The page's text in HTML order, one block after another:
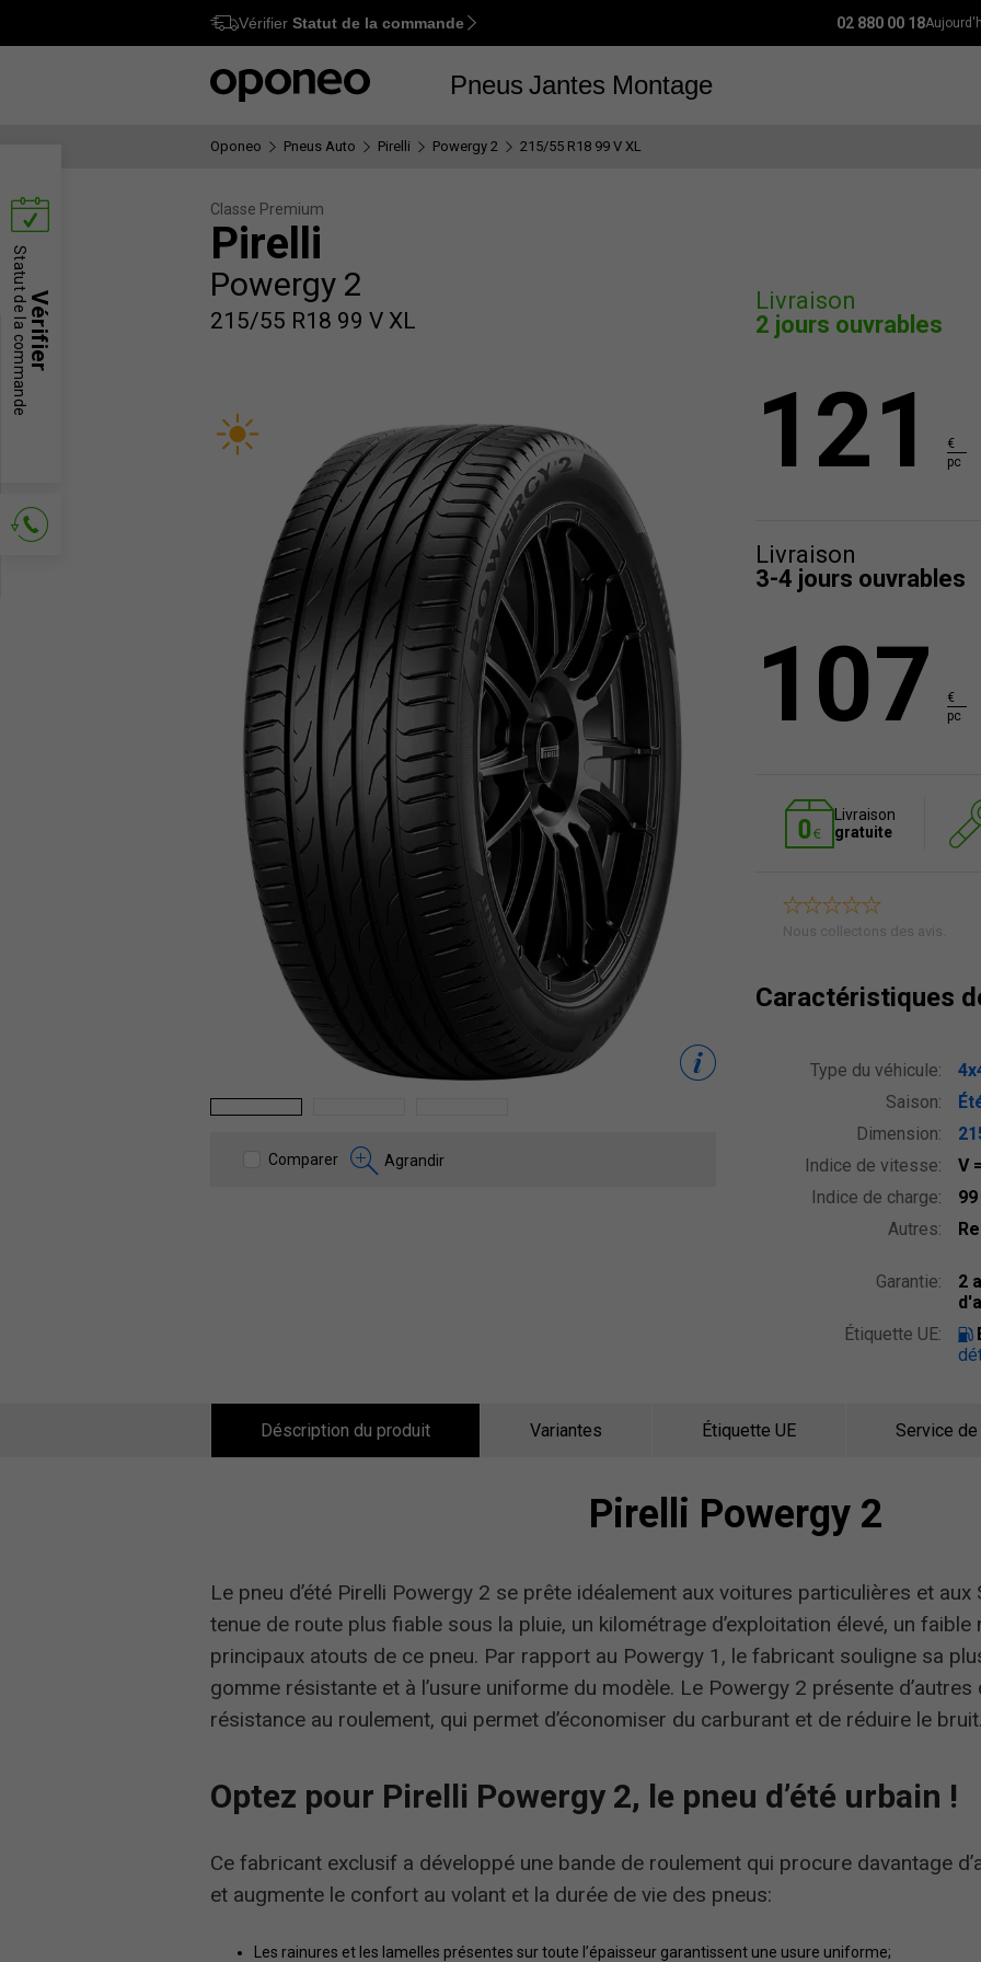
Ctrl M
Vérifier Statut de la commande 02 880 00 18
Pneus Jantes Montage
Oponeo Pneus Auto Pirelli Powergy 2 215/55 R18 99 V XL
Classe Premium
Pirelli
Powergy 2
215/55 R18 99 V XL
Comparer Agrandir
Livraison
2 jours ouvrables
121
€
pc
Livraison
3-4 jours ouvrables
107
€
pc
Livraison
gratuite
Nous collectons des avis.
Caractéristiques
Type du véhicule:
Saison:
Dimension:
Indice de vitesse:
V
Indice de charge:
99
Autres:
Garantie:
2
Étiquette UE:
Déscription du produit Variantes Étiquette UE Service
Pirelli Powergy 2
Le pneu d’été Pirelli Powergy 2 se prête idéalement aux voitures particulières et aux
tenue de route plus fiable sous la pluie, un kilométrage d’exploitation élevé, un
principaux atouts de ce pneu. Par rapport au Powergy 1, le fabricant souligne sa
gomme résistante et à l’usure uniforme du modèle. Le Powergy 2 présente
résistance au roulement, qui permet d’économiser du carburant et de réduire le
Optez pour Pirelli Powergy 2, le pneu d’été urbain !
Ce fabricant exclusif a développé une bande de roulement qui procure davantage
et augmente le confort au volant et la durée de vie des pneus:
Les rainures et les lamelles présentes sur toute l’épaisseur garantissent une usure uniforme;
Vérifier
Statut de la commande